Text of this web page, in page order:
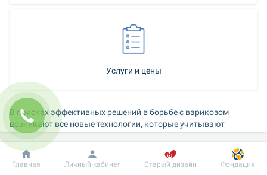
Услуги и цены
В поисках эффективных решений в борьбе с варикозом
возникают все новые технологии, которые учитывают
недостатки и повышают эффективность существующих
процедур по удалению расширенных сосудов. Эволюция
специализированных знаний и взглядов флебологов, а также
растущие требования пациентов к эстетичности
Добробут Информация Пациенту
Главная Личный кабинет Старый дизайн Фондация